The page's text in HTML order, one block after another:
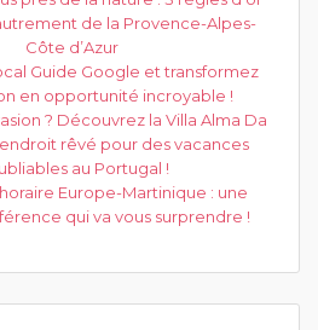
de la Provence-Alpes-
Côte d’Azur
Guide Google et transformez
en opportunité incroyable !
? Découvrez la Villa Alma Da
rêvé pour des vacances
au Portugal !
Europe-Martinique : une
qui va vous surprendre !